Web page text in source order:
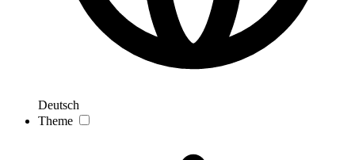
Deutsch
Theme